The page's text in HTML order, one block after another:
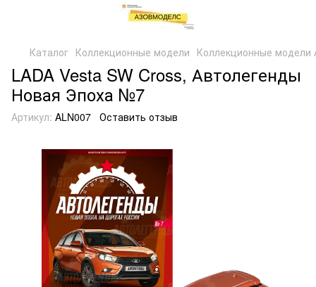
Каталог Коллекционные модели Коллекционные модели
LADA Vesta SW Cross, Автолегенды
Новая Эпоха №7
Артикул: ALN007 Оставить отзыв